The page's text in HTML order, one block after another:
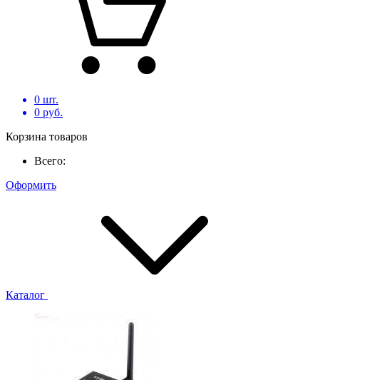
0 шт.
0 руб.
Корзина товаров
Всего:
Оформить
Каталог